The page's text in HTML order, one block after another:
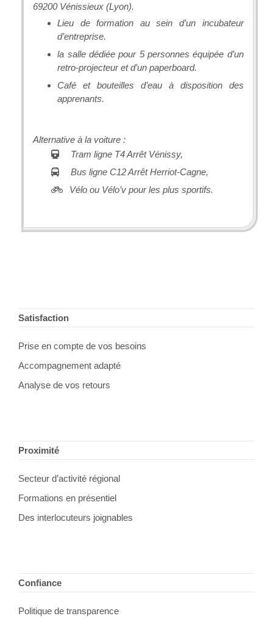
69200 Vénissieux (Lyon).
Lieu de formation au sein d’un incubateur
d’entreprise.
la salle dédiée pour 5 personnes équipée d’un
retro-projecteur et d’un paperboard.
Café et bouteilles d’eau à disposition des
apprenants.
Alternative à la voiture :
Tram ligne T4 Arrêt Vénissy,
Bus ligne C12 Arrêt Herriot-Cagne,
Vélo ou Vélo’v pour les plus sportifs.
Footer
Satisfaction
Prise en compte de vos besoins
Accompagnement adapté
Analyse de vos retours
Proximité
Secteur d’activité régional
Formations en présentiel
Des interlocuteurs joignables
Confiance
Politique de transparence